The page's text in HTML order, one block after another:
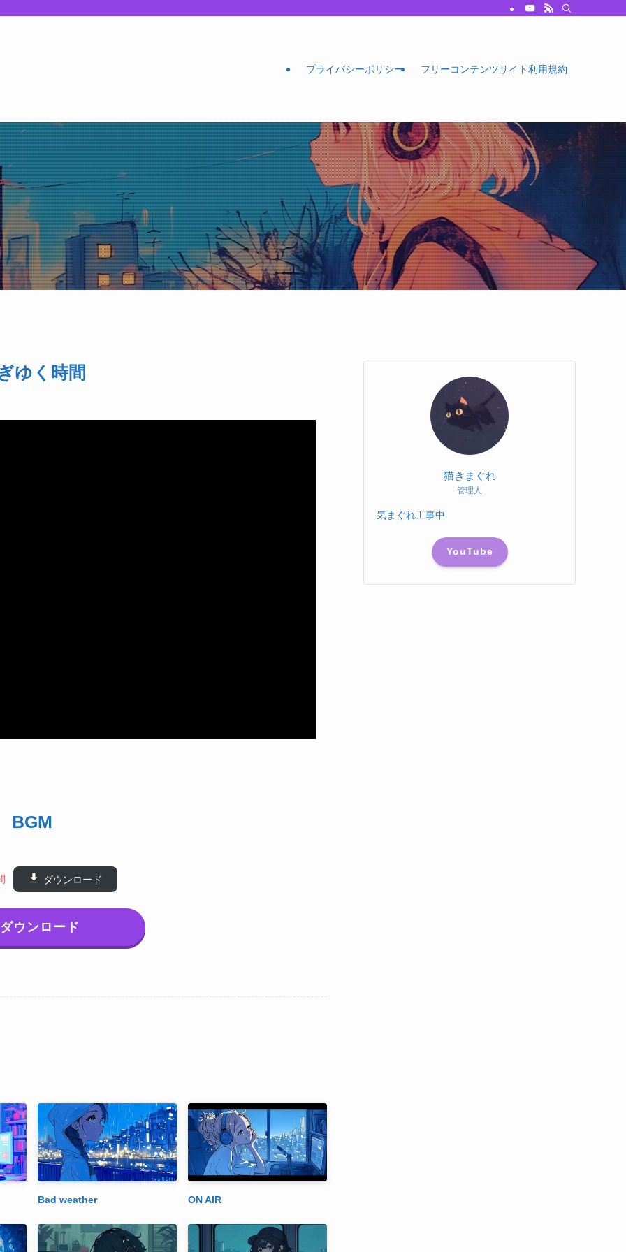
プライバシーポリシー フリーコンテンツサイト利用規約
ゆく時間
BGM
ダウンロード
ダウンロード
Bad weather ON AIR
猫きまぐれ
管理人
気まぐれ工事中
YouTube